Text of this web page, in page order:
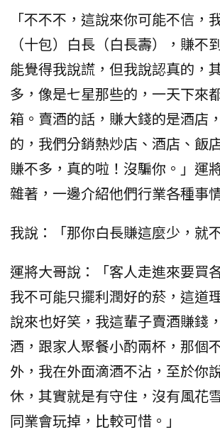
「不不不，這說來你可能不信，
（十包）白長（白長壽），賺不
能覺得我說謊，但我說認真的，
多，像是七星那些的，一天下來
箱。賣酒的話，賺大錢的是酒店
的，我們分銷熱炒店、酒店、飯
賺不多，真的啦！沒騙你。」運
雜著，一邊介紹他們行業各種事
我說：「那你白長賺這麼少，就
運將大哥說：「客人走進來要買
我不可能只擺利潤好的菸，這道
說來也好笑，我這輩子賣酒賺錢
酒，跟家人聚餐小酌兩杯，那個
外，我在外面滴酒不沾，至於你
休，其實就是有守住，沒有風花
同業會玩掉，比較可惜。」